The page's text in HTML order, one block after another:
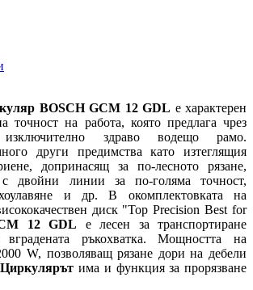
BOSCH GCM 12 GDL е характерен
точност на работа, която предлага чрез
изключително здраво водещо рамо.
други предимства като изтеглящия
допринасящ за по-лесното рязане,
с двойни линии за по-голяма точност,
и др. В окомплектовката на
диск "Top Precision Best for
12 GDL е лесен за транспортиране
вградената ръкохватка. Мощността на
W, позволяващ рязане дори на дебели
Циркулярътима и функция за прорязване